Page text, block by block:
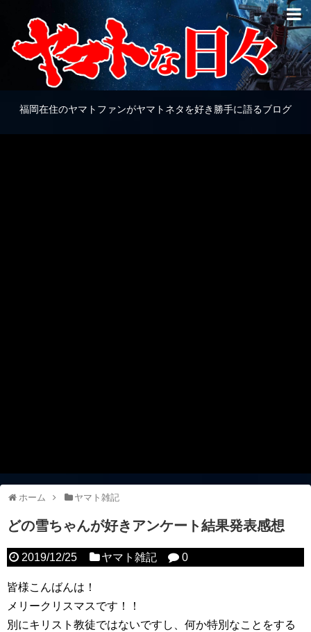
福岡在住のヤマトファンがヤマトネタを好き勝手に語るブログ
ホーム ヤマト雑記
どの雪ちゃんが好きアンケート結果発表感想
2019/12/25 ヤマト雑記 0
皆様こんばんは！
メリークリスマスです！！
別にキリスト教徒ではないですし、何か特別なことをする